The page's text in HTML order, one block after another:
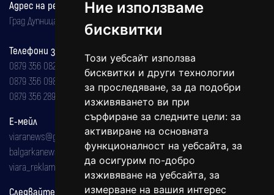
Ние използваме
бисквитки
Този уебсайт използва
бисквитки и други технологии
за проследяване, за да подобри
изживяването ви при
сърфиране за следните цели: за
активиране на основната
функционалност на уебсайта, за
да осигурим по-добро
изживяване на уебсайта, за
измерване на вашия интерес
Адрес на редакцията
Град Дупница, ул.''Христо Ботев" 43
Телефони за реклама и абонаменти
0879 356 082
0879 356 098
0879 356 289
Е-мейл
viaranews@gmail.com
balgarkanews@gmail.com
viara_reklama@mail.bg
Следвайте ни: